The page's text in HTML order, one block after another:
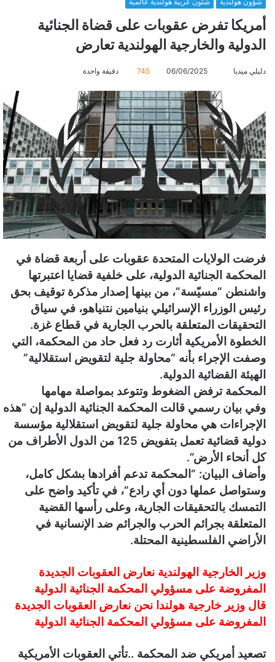
أمريكا تفرض عقوبات على قضاة الجنائية
الدولية والخارجية الهولندية تعارض
دليلي ميديا
س
ل
ب
ر
ي
د
ا
ل
ك
ر
و
ي
ا
06/06/2025
745 دقيقة واحدة
فرضت الولايات المتحدة عقوبات على أربعة قضاة في
المحكمة الجنائية الدولية، على خلفية قضايا اعتبرتها
واشنطن “مسيّسة”، من بينها إصدار مذكرة توقيف بحق
رئيس الوزراء الإسرائيلي بنيامين نتنياهو، في سياق
التحقيقات المتعلقة بالحرب الجارية في قطاع غزة.
الخطوة الأمريكية أثارت رد فعل حاد من المحكمة، التي
وصفت الإجراء بأنه “محاولة جلية لتقويض استقلالية”
الهيئة القضائية الدولية.
المحكمة ترفض الضغوط وتتوعد بمواصلة مهامها
وفي بيان رسمي قالت المحكمة الجنائية الدولية إن “هذه
الإجراءات هي محاولة جلية لتقويض استقلالية مؤسسة
دولية قضائية تعمل بتفويض 125 من الدول الأطراف من
كل أنحاء الأرض”.
وأضاف البيان: “المحكمة تدعم أفرادها بشكل كامل،
وستواصل عملها دون أي رادع”، في تأكيد واضح على
التمسك بالتحقيقات الجارية، وعلى رأسها القضية
المتعلقة بجرائم الحرب والجرائم ضد الإنسانية في
الأراضي الفلسطينية المحتلة.
وزير الخارجية الهولندية نعارض العقوبات الجديدة
المفروضة على مسؤولي المحكمة الجنائية الدولية
قال وزير خارجية هولندا نحن نعارض العقوبات الجديدة
المفروضة على مسؤولي المحكمة الجنائية الدولية
تصعيد أمريكي ضد المحكمة ..تأتي العقوبات الأمريكية